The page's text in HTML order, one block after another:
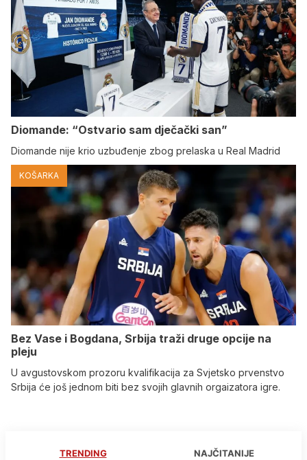
Diomande: “Ostvario sam dječački san”
Diomande nije krio uzbuđenje zbog prelaska u Real Madrid
KOŠARKA
Bez Vase i Bogdana, Srbija traži druge opcije na
pleju
U avgustovskom prozoru kvalifikacija za Svjetsko prvenstvo
Srbija će još jednom biti bez svojih glavnih orgaizatora igre.
TRENDING NAJČITANIJE